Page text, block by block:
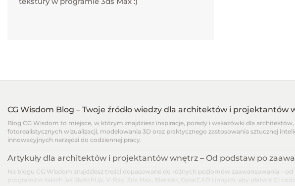
CG Wisdom Blog – Twoje źródło wiedzy dla architektów i projektantów
Blog CG Wisdom to miejsce, w którym znajdziesz inspiracje, porady i wskazówki dla
fotorealistycznych wizualizacji, modelowania 3D oraz praktycznego zastosowania sztucznej
innowacyjnych narzędzi do codziennej pracy.
Artykuły dla architektów i projektantów wnętrz – Od podstaw po
Na blogu CG Wisdom znajdziesz treści dopasowane do różnych poziomów zaawansowania –
programów takich jak SketchUp, V-Ray, 3ds Max, Blender, GstarCAD i innych, aby ułatwić Ci